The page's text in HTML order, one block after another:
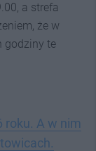
a strefa
że w
godziny te
roku. A w nim